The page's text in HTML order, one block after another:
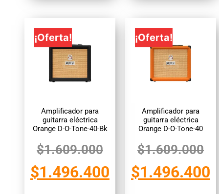
¡Oferta!
Amplificador para
guitarra eléctrica
Orange D-O-Tone-40-Bk
$1.609.000
$1.496.400
¡Oferta!
Amplificador para
guitarra eléctrica
Orange D-O-Tone-40
$1.609.000
$1.496.400